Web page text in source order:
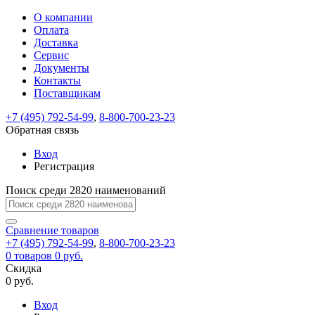
ВходРегистрация
test@example.com
отправлена
по
ней
завершения
регистрации.
Ок
Запомнить
меня
Забыли
Восстановление
пароля
Заполните
форму.
Мы
отправим
ссылку
указанный
электронный
перейдя
по
которой
вы
задать
На
вашу
почту
test@test.ru
ссылка.
Перейдите
по
для
смены
пароля.
Введите
новый
пароль
Сменить
Пароль
успешно
восстановлен
Обратная
связь
Сообщение
пользовательского
сообщение
успешно
отправлено.
О компании
Оплата
Доставка
Сервис
Документы
Контакты
Поставщикам
+7 (495) 792-54-99, 8-800-700-23-23
Обратная связь
Вход
Регистрация
Поиск среди 2820 наименований
Сравнение товаров
+7 (495) 792-54-99, 8-800-700-23-23
0 товаров 0 руб.
Скидка
0 руб.
Вход